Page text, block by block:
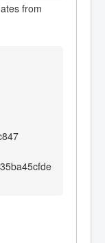
from